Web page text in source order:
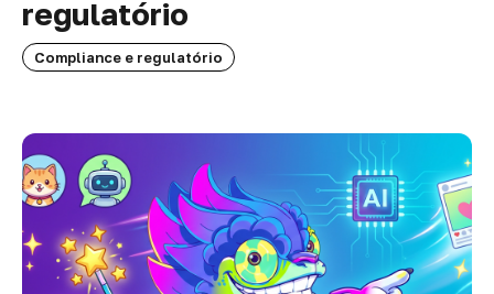
regulatório
Compliance e regulatório